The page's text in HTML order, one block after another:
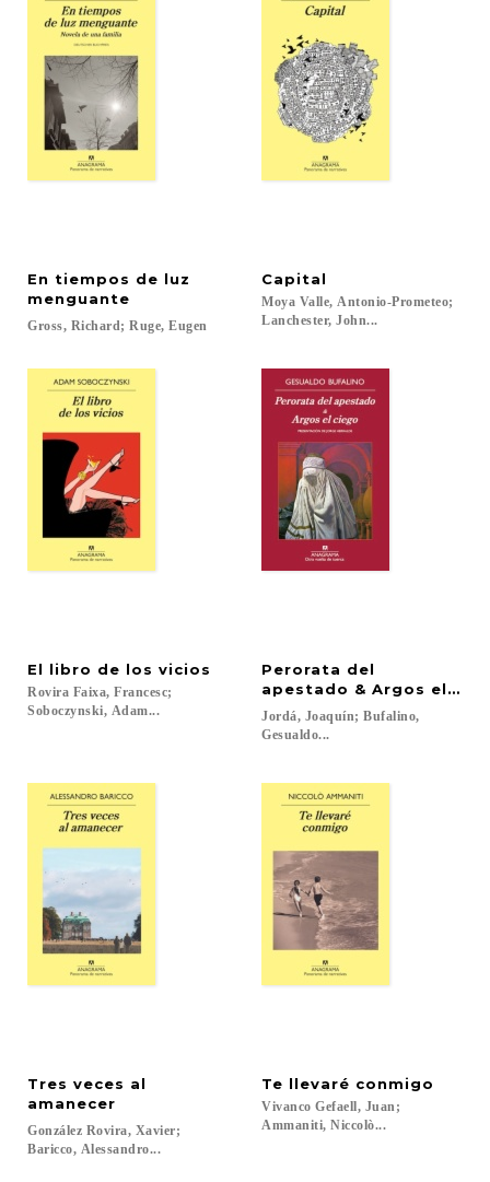
En tiempos de luz
menguante
Gross, Richard; Ruge, Eugen
Capital
Moya Valle, Antonio-Prometeo;
Lanchester, John...
El libro de los vicios
Rovira Faixa, Francesc;
Soboczynski, Adam...
Perorata del
apestado & Argos el
Jordá, Joaquín; Bufalino,
Gesualdo...
Tres veces al
amanecer
González Rovira, Xavier;
Baricco, Alessandro...
Te llevaré conmigo
Vivanco Gefaell, Juan;
Ammaniti, Niccolò...